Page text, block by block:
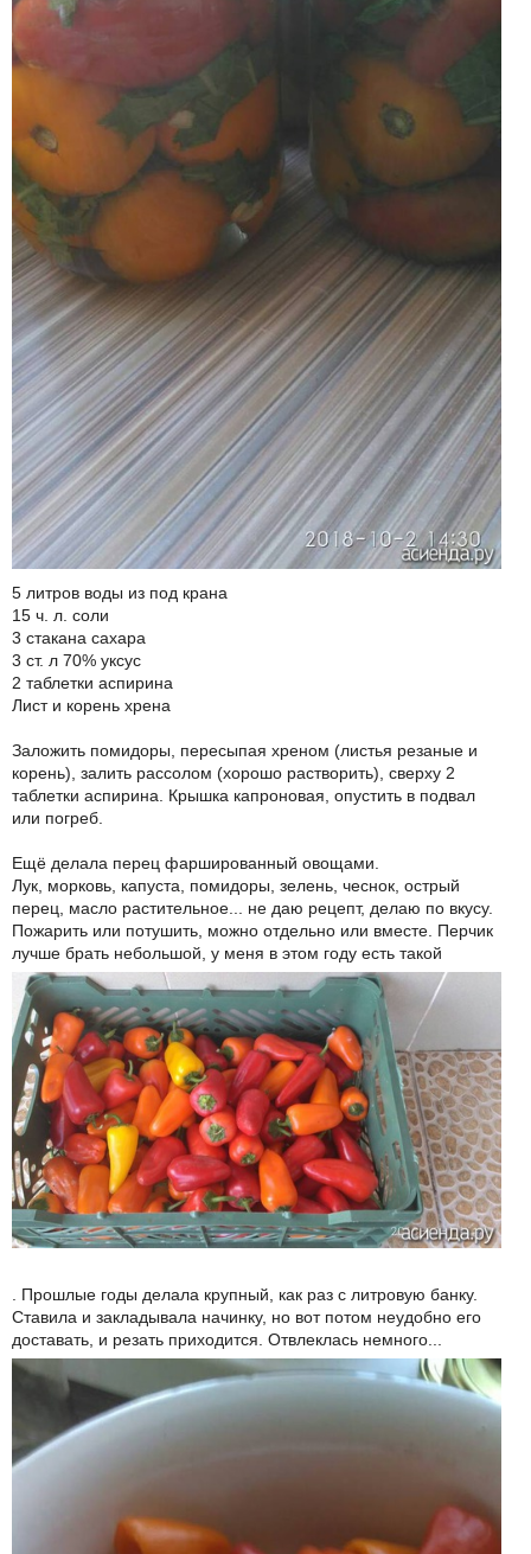
5 литров воды из под крана
15 ч. л. соли
3 стакана сахара
3 ст. л 70% уксус
2 таблетки аспирина
Лист и корень хрена
Заложить помидоры, пересыпая хреном (листья резаные и
корень), залить рассолом (хорошо растворить), сверху 2
таблетки аспирина. Крышка капроновая, опустить в подвал
или погреб.
Ещё делала перец фаршированный овощами.
Лук, морковь, капуста, помидоры, зелень, чеснок, острый
перец, масло растительное... не даю рецепт, делаю по вкусу.
Пожарить или потушить, можно отдельно или вместе. Перчик
лучше брать небольшой, у меня в этом году есть такой
. Прошлые годы делала крупный, как раз с литровую банку.
Ставила и закладывала начинку, но вот потом неудобно его
доставать, и резать приходится. Отвлеклась немного...